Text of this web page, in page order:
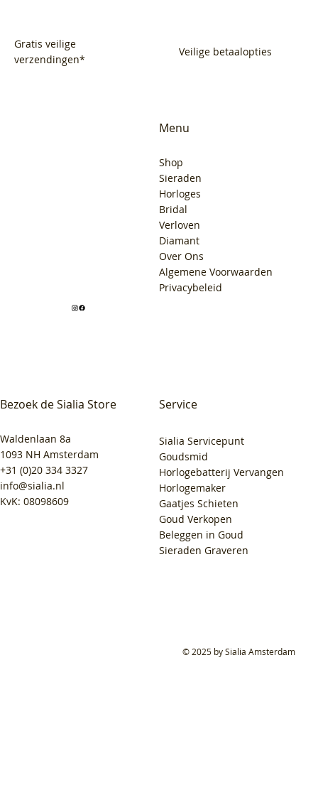
Gratis veilige
verzendingen*
Veilige betaalopties
Bezoek de Sialia Store
Waldenlaan 8a
1093 NH Amsterdam
+31 (0)20 334 3327
info@sialia.nl
KvK: 08098609
Menu
Shop
Sieraden
Horloges
Bridal
Verloven
Diamant
Over Ons
Algemene Voorwaarden
Privacybeleid
Service
Sialia Servicepunt
Goudsmid
Horlogebatterij Vervangen
Horlogemaker
Gaatjes Schieten
Goud Verkopen
Beleggen in Goud
Sieraden Graveren
© 2025 by Sialia Amsterdam